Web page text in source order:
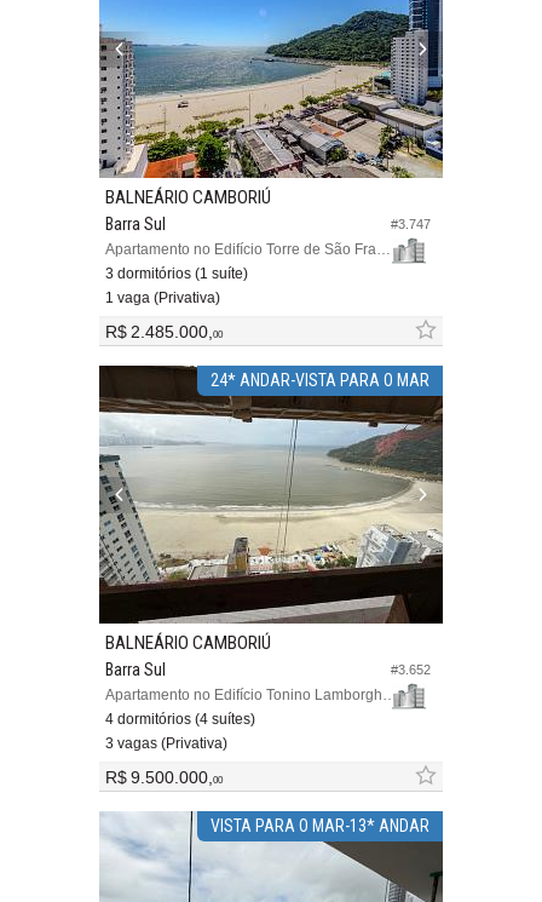
#3.747
BALNEÁRIO CAMBORIÚ
Barra Sul
Apartamento no Edifício Torre de São Francisco
3 dormitórios (1 suíte)
1 vaga (Privativa)
R$ 2.485.000,00
24* ANDAR-VISTA PARA O MAR
#3.652
BALNEÁRIO CAMBORIÚ
Barra Sul
Apartamento no Edifício Tonino Lamborghini Residences
4 dormitórios (4 suítes)
3 vagas (Privativa)
R$ 9.500.000,00
VISTA PARA O MAR-13* ANDAR